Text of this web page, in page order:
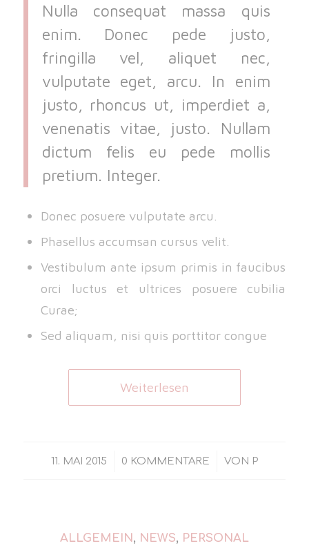
Nulla consequat massa quis
enim. Donec pede justo,
fringilla vel, aliquet nec,
vulputate eget, arcu. In enim
justo, rhoncus ut, imperdiet a,
venenatis vitae, justo. Nullam
dictum felis eu pede mollis
pretium. Integer.
Donec posuere vulputate arcu.
Phasellus accumsan cursus velit.
Vestibulum ante ipsum primis in faucibus
orci luctus et ultrices posuere cubilia
Curae;
Sed aliquam, nisi quis porttitor congue
Weiterlesen
11. MAI 2015
/ 0 KOMMENTARE
/ VON P
ALLGEMEIN , NEWS, PERSONAL